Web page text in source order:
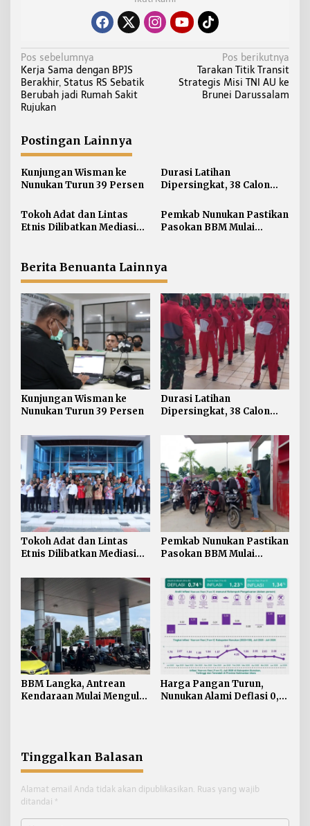
N
a
v
i
a
s
i
p
o
s
Pos sebelumnya
Kerja Sama dengan BPJS
Berakhir, Status RS Sebatik
Berubah jadi Rumah Sakit
Rujukan
Pos berikutnya
Tarakan Titik Transit
Strategis Misi TNI AU ke
Brunei Darussalam
Postingan Lainnya
Kunjungan Wisman ke
Nunukan Turun 39 Persen
Durasi Latihan
Dipersingkat, 38 Calon
Digembleng Tampil
Maksimal
Tokoh Adat dan Lintas
Etnis Dilibatkan Mediasi
Pemkab Nunukan Pastikan
Pasokan BBM Mulai
Berita Benuanta Lainnya
Kunjungan Wisman ke
Nunukan Turun 39 Persen
Durasi Latihan
Dipersingkat, 38 Calon
Digembleng Tampil
Maksimal
Tokoh Adat dan Lintas
Etnis Dilibatkan Mediasi
Nunukan
Pemkab Nunukan Pastikan
Pasokan BBM Mulai
Didistribusikan
BBM Langka, Antrean
Kendaraan Mulai Mengular
Harga Pangan Turun,
Nunukan Alami Deflasi 0,74
Tinggalkan Balasan
Alamat email Anda tidak akan dipublikasikan. Ruas yang wajib
ditandai *